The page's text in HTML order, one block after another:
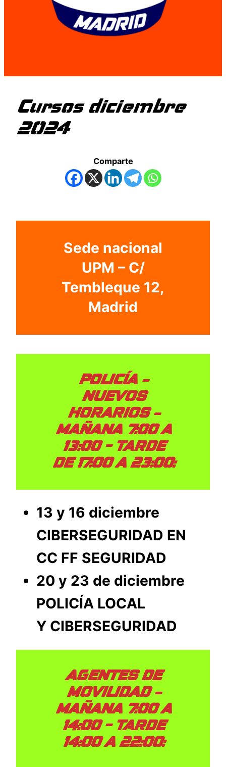
Cursos diciembre
2024
Comparte
Sede nacional
UPM – C/
Tembleque 12,
Madrid
POLICÍA –
NUEVOS
HORARIOS –
MAÑANA 7:00 A
13:00 – TARDE
DE 17:00 A 23:00:
13 y 16 diciembre
CIBERSEGURIDAD EN
CC FF SEGURIDAD
20 y 23 de diciembre
POLICÍA LOCAL
Y CIBERSEGURIDAD
AGENTES DE
MOVILIDAD –
MAÑANA 7:00 A
14:00 – TARDE
14:00 A 22:00: